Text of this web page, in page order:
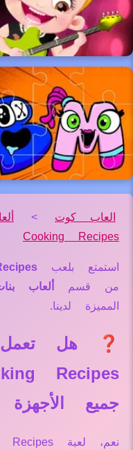
العاب كوت >
Cooking Recipes
استمتع بلعب
من قسم
ألعاب
المميزة لدينا.
جميع الأجهزة